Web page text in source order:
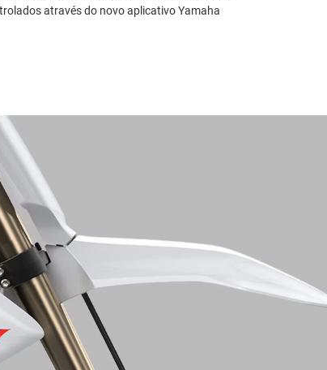
através do novo aplicativo Yamaha